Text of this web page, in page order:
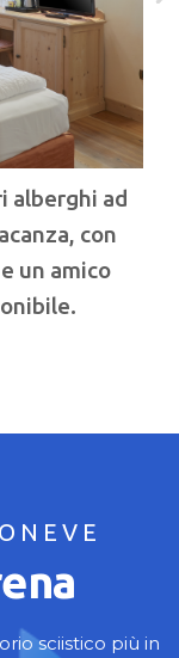
alberghi ad
con
un amico
sciistico più in